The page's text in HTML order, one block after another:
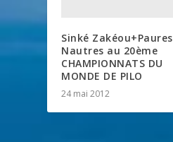
Sinké Zakéou+Paures
Nautres au 20ème
CHAMPIONNATS DU
MONDE DE PILO
24 mai 2012